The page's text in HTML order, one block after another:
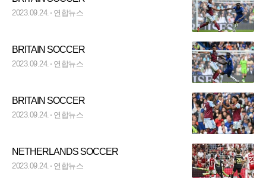
2023.09.24. 연합뉴스
BRITAIN SOCCER
2023.09.24. 연합뉴스
BRITAIN SOCCER
2023.09.24. 연합뉴스
NETHERLANDS SOCCER
2023.09.24. 연합뉴스